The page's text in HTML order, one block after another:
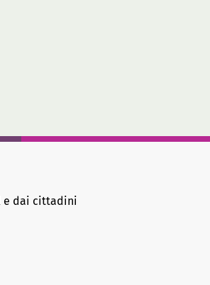
e dai cittadini